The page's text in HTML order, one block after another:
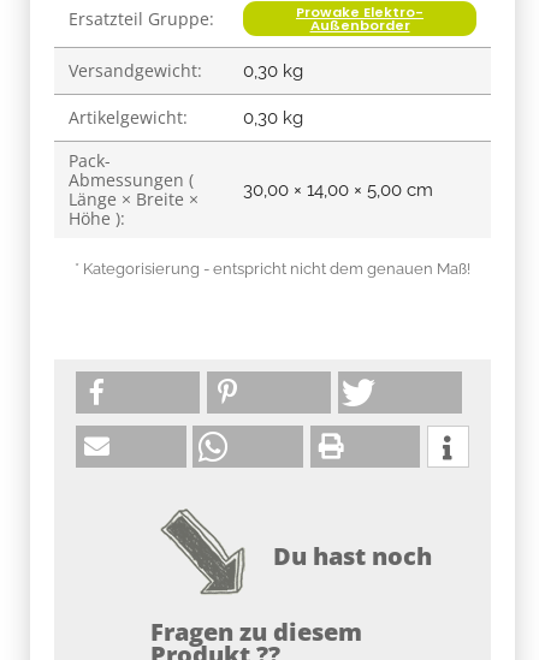
Ersatzteil Gruppe: Prowake Elektro-
Außenborder
Versandgewicht: 0,30 kg
Artikelgewicht: 0,30 kg
Pack-
Abmessungen (
Länge × Breite ×
Höhe ):
30,00 × 14,00 × 5,00 cm
* Kategorisierung - entspricht nicht dem genauen Maß!
Du hast noch
Fragen zu diesem